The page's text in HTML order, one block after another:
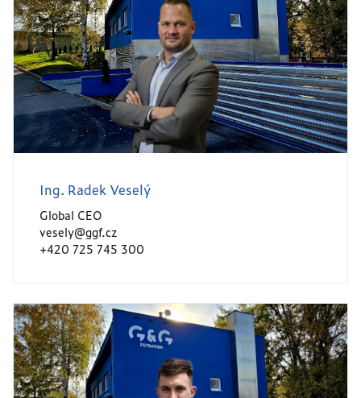
Ing. Radek Veselý
Global CEO
vesely@ggf.cz
+420 725 745 300